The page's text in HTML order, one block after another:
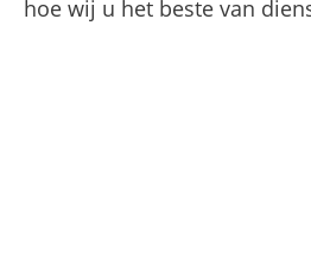
hoe wij u het beste van